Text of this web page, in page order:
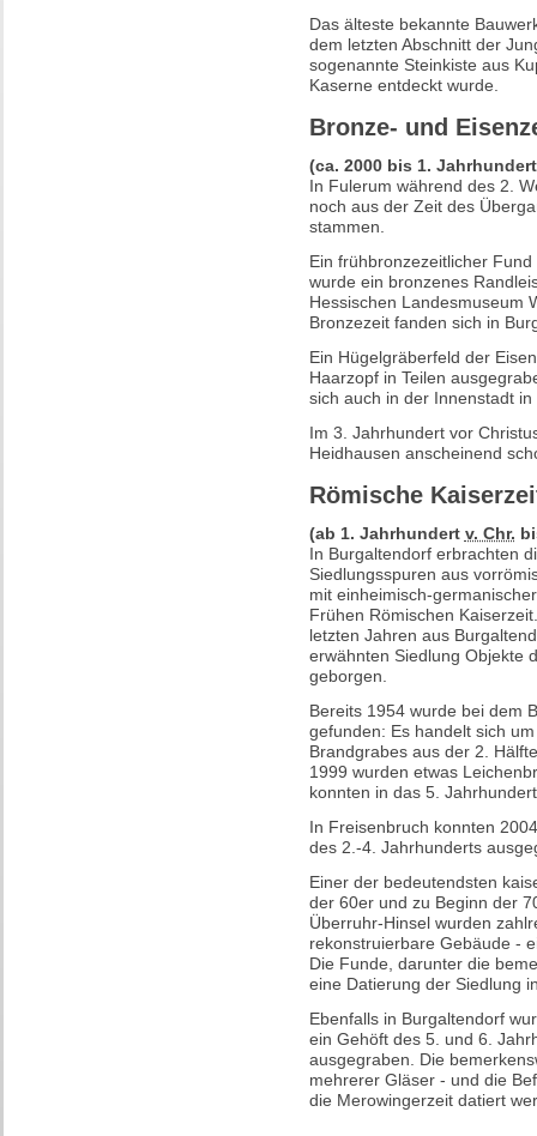
Das älteste bekannte
dem letzten Abschnitt der
sogenannte Steinkiste aus
Kaserne entdeckt wurde.
Bronze- und
(ca. 2000 bis 1.
In Fulerum während des 2.
noch aus der Zeit des
stammen.
Ein frühbronzezeitlicher
wurde ein bronzenes
Hessischen Landesmuseum
Bronzezeit fanden sich in
Ein Hügelgräberfeld der
Haarzopf in Teilen
sich auch in der Innenstadt
Im 3. Jahrhundert vor
Heidhausen anscheinend
Römische
(ab 1. Jahrhundert v. Chr.
In Burgaltendorf erbrachten
Siedlungsspuren aus
mit einheimisch-
Frühen Römischen
letzten Jahren aus
erwähnten Siedlung Objekte
geborgen.
Bereits 1954 wurde bei dem
gefunden: Es handelt sich
Brandgrabes aus der 2.
1999 wurden etwas
konnten in das 5.
In Freisenbruch konnten
des 2.-4. Jahrhunderts
Einer der bedeutendsten
der 60er und zu Beginn der
Überruhr-Hinsel wurden
rekonstruierbare Gebäude -
Die Funde, darunter die
eine Datierung der Siedlung
Ebenfalls in Burgaltendorf
ein Gehöft des 5. und 6.
ausgegraben. Die
mehrerer Gläser - und die
die Merowingerzeit datiert